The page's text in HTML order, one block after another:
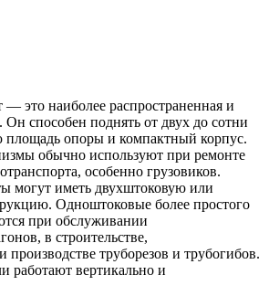
это наиболее распространенная и
Он способен поднять от двух до сотни
опоры и компактный корпус.
обычно используют при ремонте
особенно грузовиков.
могут иметь двухштоковую или
Одноштоковые более простого
при обслуживании
в строительстве,
труборезов и трубогибов.
работают вертикально и